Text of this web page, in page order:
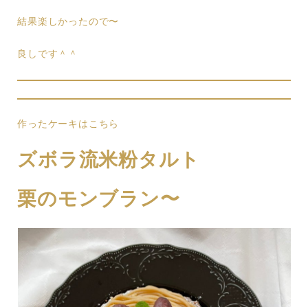
結果楽しかったので〜
良しです＾＾
作ったケーキはこちら
ズボラ流米粉タルト
栗のモンブラン〜